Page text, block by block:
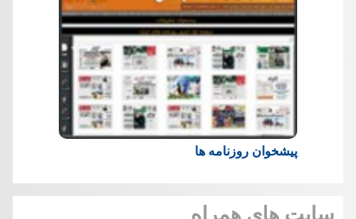
پیشخوان روزنامه ها